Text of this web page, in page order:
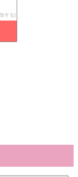
物語-
する